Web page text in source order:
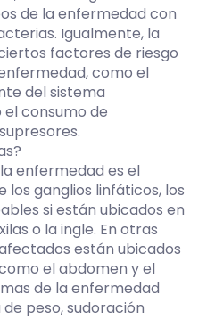
de la enfermedad con
Igualmente, la
factores de riesgo
como el
del sistema
consumo de
enfermedad es el
ganglios linfáticos, los
si están ubicados en
o la ingle. En otras
están ubicados
el abdomen y el
de la enfermedad
peso, sudoración